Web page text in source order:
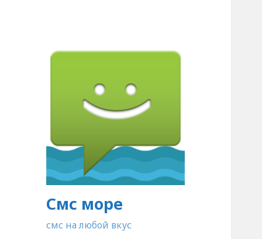
Смс море
смс на любой вкус